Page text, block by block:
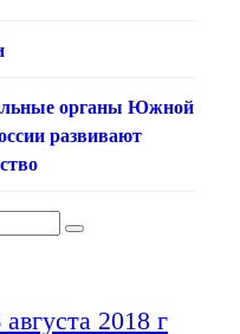
органы Южной
развивают
2018 г